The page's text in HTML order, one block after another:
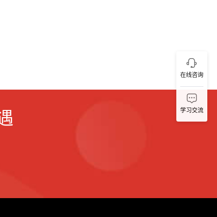
在线咨询
学习交流